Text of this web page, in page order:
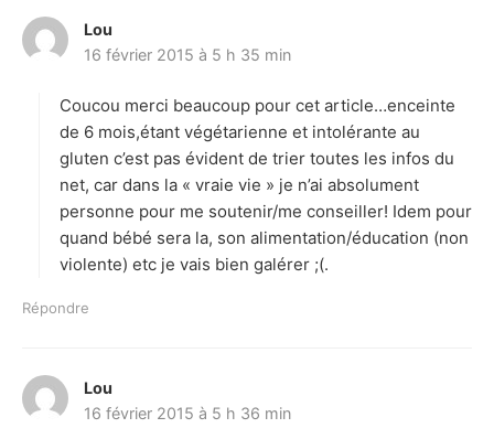
Lou
i
:
16 février 2015 à 5 h 35 min
Coucou merci beaucoup pour cet article…enceinte
de 6 mois,étant végétarienne et intolérante au
gluten c’est pas évident de trier toutes les infos du
net, car dans la « vraie vie » je n’ai absolument
personne pour me soutenir/me conseiller! Idem pour
quand bébé sera la, son alimentation/éducation (non
violente) etc je vais bien galérer ;(.
Répondre
Lou
i
16 février 2015 à 5 h 36 min